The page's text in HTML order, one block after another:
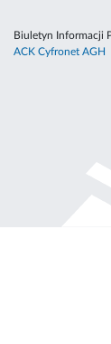
Biuletyn Informacji
ACK Cyfronet AGH